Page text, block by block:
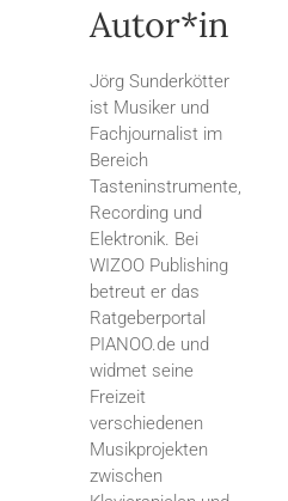
Autor*in
Jörg Sunderkötter
ist Musiker und
Fachjournalist im
Bereich
Tasteninstrumente,
Recording und
Elektronik. Bei
WIZOO Publishing
betreut er das
Ratgeberportal
PIANOO.de und
widmet seine
Freizeit
verschiedenen
Musikprojekten
zwischen